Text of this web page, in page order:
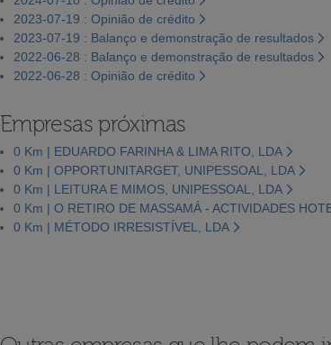
2023-07-19 : Opinião de crédito
2023-07-19 : Balanço e demonstração de resultados
2022-06-28 : Balanço e demonstração de resultados
2022-06-28 : Opinião de crédito
Empresas próximas
0 Km | EDUARDO FARINHA & LIMA RITO, LDA
0 Km | OPPORTUNITARGET, UNIPESSOAL, LDA
0 Km | LEITURA E MIMOS, UNIPESSOAL, LDA
0 Km | O RETIRO DE MASSAMÁ - ACTIVIDADES
0 Km | MÉTODO IRRESISTÍVEL, LDA